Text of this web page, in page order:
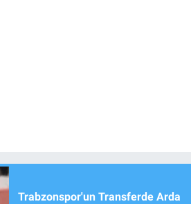
Trabzonspor'un Transferde Arda